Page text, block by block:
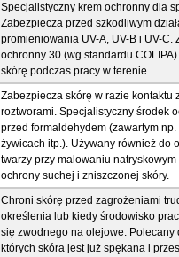
Specjalistyczny krem ochronny dla
Zabezpiecza przed szkodliwym
promieniowania UV-A, UV-B i UV-C.
ochronny 30 (wg standardu
skórę podczas pracy w terenie.
Zabezpiecza skórę w razie kontaktu
roztworami. Specjalistyczny środek
przed formaldehydem (zawartym np.
żywicach itp.). Używany również do
twarzy przy malowaniu natryskowym
ochrony suchej i zniszczonej skóry.
Chroni skórę przed zagrożeniami
określenia lub kiedy środowisko
się zwodnego na olejowe. Polecany
których skóra jest już spękana i